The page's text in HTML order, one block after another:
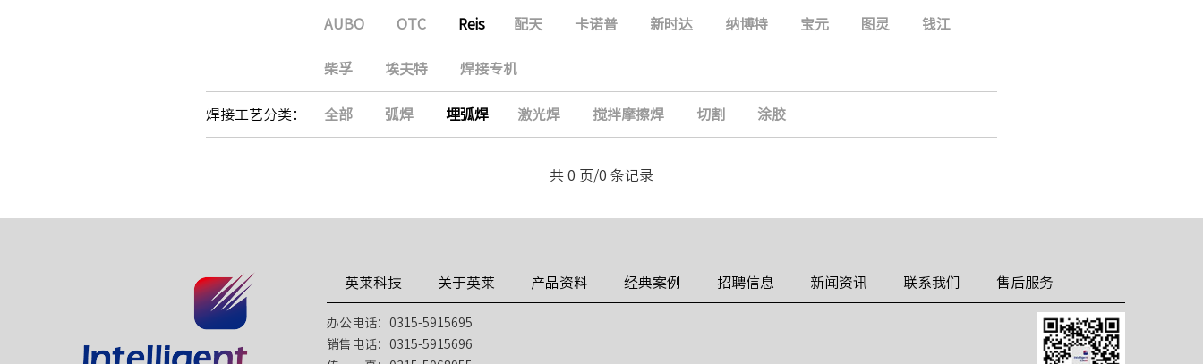
AUBO OTC Reis 配天 卡诺普 新时达 纳博特 宝元 图灵 钱江
柴孚 埃夫特 焊接专机
焊接工艺分类： 全部 弧焊 埋弧焊 激光焊 搅拌摩擦焊 切割 涂胶
共 0 页/0 条记录
英莱科技 关于英莱 产品资料 经典案例 招聘信息 新闻资讯 联系我们 售后服务
办公电话：0315-5915695
销售电话：0315-5915696